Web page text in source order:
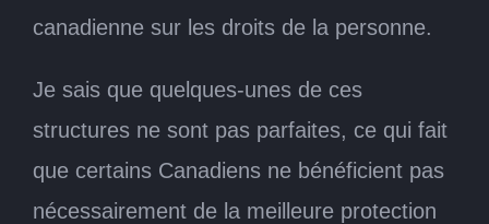
canadienne sur les droits de la personne.
Je sais que quelques-unes de ces
structures ne sont pas parfaites, ce qui fait
que certains Canadiens ne bénéficient pas
nécessairement de la meilleure protection